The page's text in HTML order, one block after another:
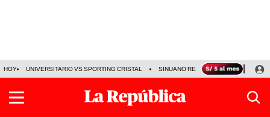
HOY UNIVERSITARIO VS SPORTING CRISTAL SINUANO RESULTADOS HOY